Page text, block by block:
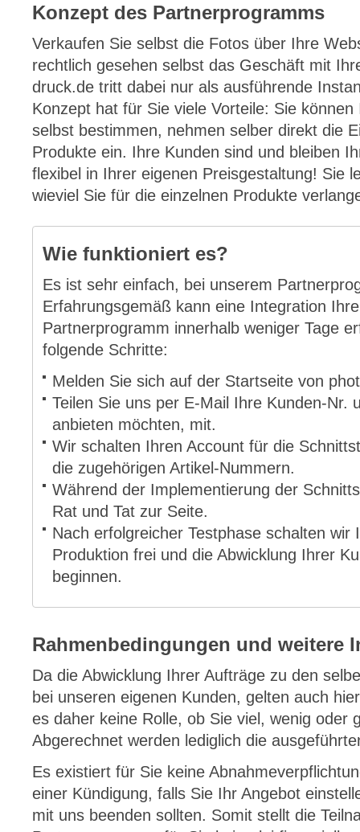
Konzept des Partnerprogramms
Verkaufen Sie selbst die Fotos über Ihre
rechtlich gesehen selbst das Geschäft mit
druck.de tritt dabei nur als ausführende
Konzept hat für Sie viele Vorteile: Sie
selbst bestimmen, nehmen selber direkt die
Produkte ein. Ihre Kunden sind und bleiben
flexibel in Ihrer eigenen Preisgestaltung! Sie
wieviel Sie für die einzelnen Produkte
Wie funktioniert es?
Es ist sehr einfach, bei unserem
Erfahrungsgemäß kann eine Integration
Partnerprogramm innerhalb weniger Tage
folgende Schritte:
Melden Sie sich auf der Startseite von
Teilen Sie uns per E-Mail Ihre Kunden-Nr.
anbieten möchten, mit.
Wir schalten Ihren Account für die
die zugehörigen Artikel-Nummern.
Während der Implementierung der
Rat und Tat zur Seite.
Nach erfolgreicher Testphase schalten wir
Produktion frei und die Abwicklung Ihrer
beginnen.
Rahmenbedingungen und weitere
Da die Abwicklung Ihrer Aufträge zu den
bei unseren eigenen Kunden, gelten auch
es daher keine Rolle, ob Sie viel, wenig oder
Abgerechnet werden lediglich die
Es existiert für Sie keine
einer Kündigung, falls Sie Ihr Angebot
mit uns beenden sollten. Somit stellt die